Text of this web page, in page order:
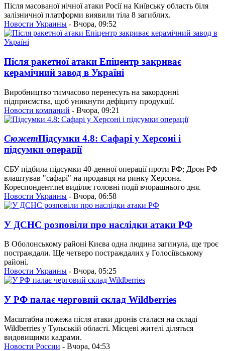
Після масованої нічної атаки Росії на Київську область біля
залізничної платформи виявили тіла 8 загиблих.
Новости Украины - Вчора, 09:52
Після ракетної атаки Епіцентр закриває
керамічний завод в Україні
Виробництво тимчасово перенесуть на закордонні
підприємства, щоб уникнути дефіциту продукції.
Новости компаний - Вчора, 09:21
СюжетПідсумки 4.8: Сафарі у Херсоні і
підсумки операції
СБУ підбила підсумки 40-денної операції проти РФ; Дрон РФ
влаштував "сафарі" на продавця на ринку Херсона.
Кореспондент.net виділяє головні події вчорашнього дня.
Новости Украины - Вчора, 06:58
У ДСНС розповіли про наслідки атаки РФ
В Оболонському районі Києва одна людина загинула, ще троє
постраждали. Ще четверо постраждалих у Голосіївському
районі.
Новости Украины - Вчора, 05:25
У РФ палає черговий склад Wildberries
Масштабна пожежа після атаки дронів сталася на складі
Wildberries у Тульській області. Місцеві жителі діляться
видовищими кадрами.
Новости России - Вчора, 04:53